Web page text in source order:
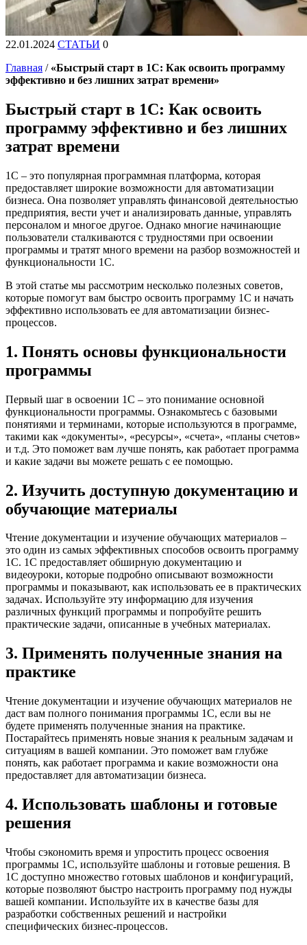
22.01.2024 СТАТЬИ 0
Главная / «Быстрый старт в 1С: Как освоить программу
эффективно и без лишних затрат времени»
Быстрый старт в 1С: Как освоить
программу эффективно и без лишних
затрат времени
1С – это популярная программная платформа, которая
предоставляет широкие возможности для автоматизации
бизнеса. Она позволяет управлять финансовой деятельностью
предприятия, вести учет и анализировать данные, управлять
персоналом и многое другое. Однако многие начинающие
пользователи сталкиваются с трудностями при освоении
программы и тратят много времени на разбор возможностей и
функциональности 1С.
В этой статье мы рассмотрим несколько полезных советов,
которые помогут вам быстро освоить программу 1С и начать
эффективно использовать ее для автоматизации бизнес-
процессов.
1. Понять основы функциональности
программы
Первый шаг в освоении 1С – это понимание основной
функциональности программы. Ознакомьтесь с базовыми
понятиями и терминами, которые используются в программе,
такими как «документы», «ресурсы», «счета», «планы счетов»
и т.д. Это поможет вам лучше понять, как работает программа
и какие задачи вы можете решать с ее помощью.
2. Изучить доступную документацию и
обучающие материалы
Чтение документации и изучение обучающих материалов –
это один из самых эффективных способов освоить программу
1С. 1С предоставляет обширную документацию и
видеоуроки, которые подробно описывают возможности
программы и показывают, как использовать ее в практических
задачах. Используйте эту информацию для изучения
различных функций программы и попробуйте решить
практические задачи, описанные в учебных материалах.
3. Применять полученные знания на
практике
Чтение документации и изучение обучающих материалов не
даст вам полного понимания программы 1С, если вы не
будете применять полученные знания на практике.
Постарайтесь применять новые знания к реальным задачам и
ситуациям в вашей компании. Это поможет вам глубже
понять, как работает программа и какие возможности она
предоставляет для автоматизации бизнеса.
4. Использовать шаблоны и готовые
решения
Чтобы сэкономить время и упростить процесс освоения
программы 1С, используйте шаблоны и готовые решения. В
1С доступно множество готовых шаблонов и конфигураций,
которые позволяют быстро настроить программу под нужды
вашей компании. Используйте их в качестве базы для
разработки собственных решений и настройки
специфических бизнес-процессов.